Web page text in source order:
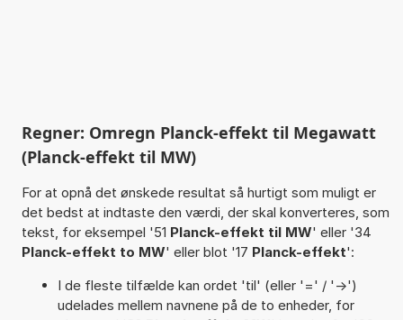
Regner: Omregn Planck-effekt til Megawatt
(Planck-effekt til MW)
For at opnå det ønskede resultat så hurtigt som muligt er
det bedst at indtaste den værdi, der skal konverteres, som
tekst, for eksempel '51 Planck-effekt til MW' eller '34
Planck-effekt to MW' eller blot '17 Planck-effekt':
I de fleste tilfælde kan ordet 'til' (eller '=' / '->')
udelades mellem navnene på de to enheder, for